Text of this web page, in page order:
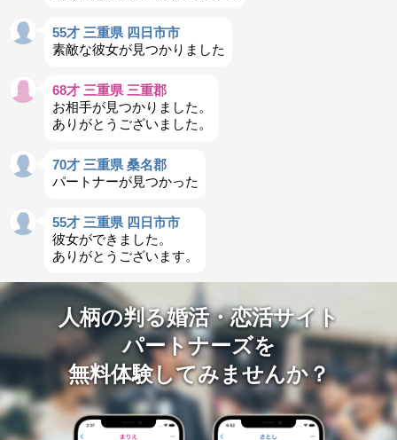
55才 三重県 四日市市
素敵な彼女が見つかりました
68才 三重県 三重郡
お相手が見つかりました。
ありがとうございました。
70才 三重県 桑名郡
パートナーが見つかった
55才 三重県 四日市市
彼女ができました。
ありがとうございます。
人柄の判る婚活・恋活サイト
パートナーズを
無料体験してみませんか？